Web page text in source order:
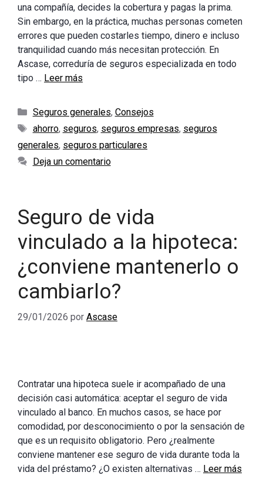
una compañía, decides la cobertura y pagas la prima.
Sin embargo, en la práctica, muchas personas cometen
errores que pueden costarles tiempo, dinero e incluso
tranquilidad cuando más necesitan protección. En
Ascase, correduría de seguros especializada en todo
tipo … Leer más
Categorías
Seguros generales, Consejos
Etiquetas
ahorro, seguros, seguros empresas, seguros
generales, seguros particulares
Deja un comentario
Seguro de vida
vinculado a la hipoteca:
¿conviene mantenerlo o
cambiarlo?
29/01/2026 por Ascase
Contratar una hipoteca suele ir acompañado de una
decisión casi automática: aceptar el seguro de vida
vinculado al banco. En muchos casos, se hace por
comodidad, por desconocimiento o por la sensación de
que es un requisito obligatorio. Pero ¿realmente
conviene mantener ese seguro de vida durante toda la
vida del préstamo? ¿O existen alternativas … Leer más